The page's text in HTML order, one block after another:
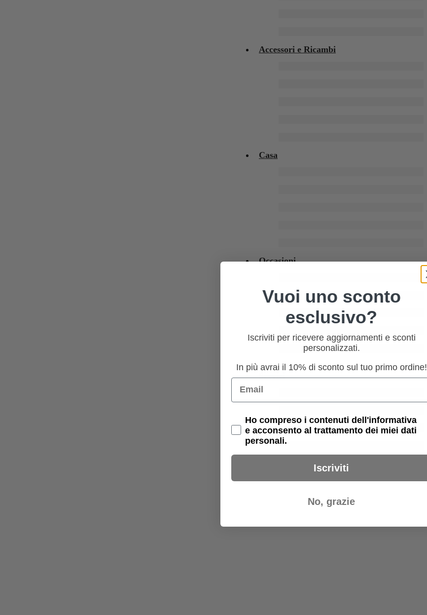
Accessori e Ricambi
Casa
Occasioni
Software
Servizi
Vuoi uno sconto
esclusivo?
Iscriviti per ricevere aggiornamenti e sconti
personalizzati.
In più avrai il 10% di sconto sul tuo primo ordine!
Email
Privacy Policy
Ho compreso i contenuti dell'informativa
e acconsento al trattamento dei miei dati
personali.
Iscriviti
No, grazie